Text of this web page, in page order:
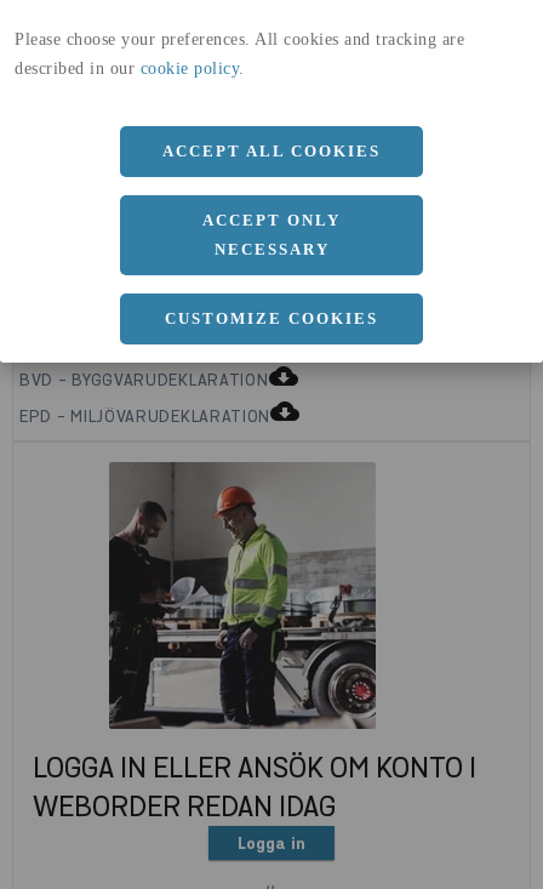
Please choose your preferences. All cookies and tracking are
described in our cookie policy.
ACCEPT ALL COOKIES
ACCEPT ONLY
NECESSARY
CUSTOMIZE COOKIES
b 150 MM
Längd
BVD - BYGGVARUDEKLARATIONcloud_download
EPD - MILJÖVARUDEKLARATIONcloud_download
LOGGA IN ELLER ANSÖK OM KONTO I
WEBORDER REDAN IDAG
Logga in